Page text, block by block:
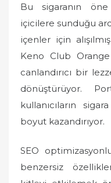
Bu sigaranın
içicilere sunduğu
içenler için
Keno Club
canlandırıcı bir
dönüştürüyor.
kullanıcıların
boyut kazandırıyor.
SEO
benzersiz